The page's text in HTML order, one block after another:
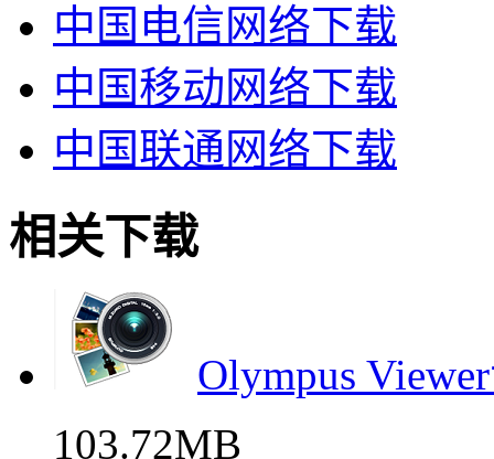
中国电信网络下载
中国移动网络下载
中国联通网络下载
相关下载
Olympus
103.72MB